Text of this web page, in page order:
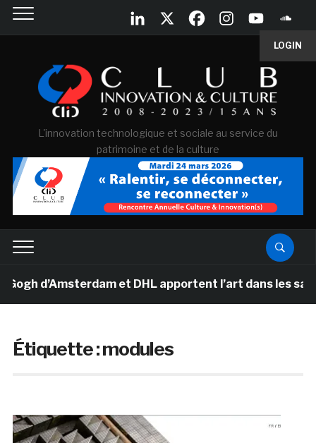
LOGIN
L'innovation technologique et sociale au service du
patrimoine et de la culture
d’Amsterdam et DHL apportent l’art dans les salles
Étiquette :modules